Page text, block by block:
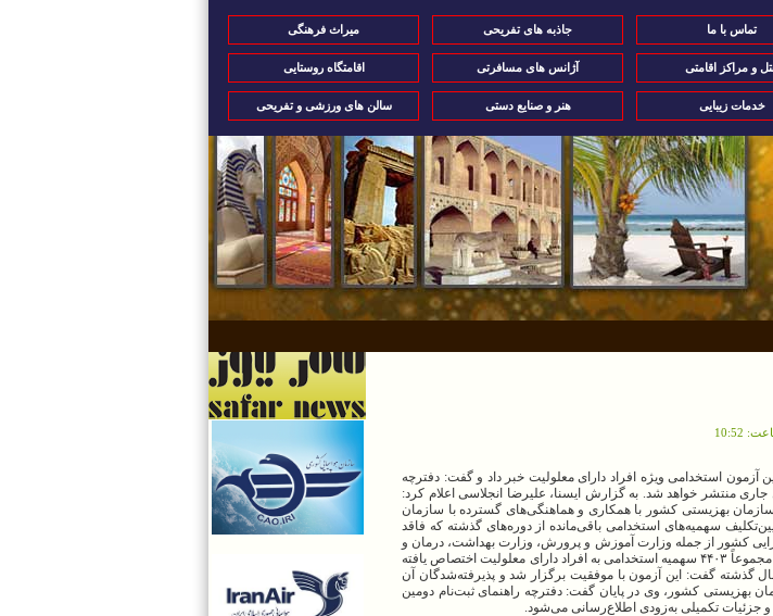
تماس با ما جاذبه های تفریحی میراث فرهنگی
و مراکز اقامتی آژانس های مسافرتی اقامتگاه روستایی
خدمات زیبایی هنر و صنایع دستی سالن های ورزشی و تفریحی
استخدامی ویژه افراد دارای معلولیت خبر داد و گفت: دفترچه
منتشر خواهد شد. به گزارش ایسنا، علیرضا انجلاسی اعلام کرد:
حمایت از حقوق معلولان، سازمان بهزیستی کشور با همکاری و هماهنگی‌های گسترده با سازمان
سهمیه‌های استخدامی باقی‌مانده از دوره‌های گذشته که فاقد
صورت گرفته است. وی افزود: در این مرحله، ۴۶ دستگاه اجرایی کشور از جمله وزارت آموزش و پرورش، وزارت بهداشت، درمان و
آموزش پزشکی، وزارت جهاد کشاورزی، وزارت نیرو و سایر نهادها مشارکت دارند و مجموعاً ۴۴۰۳ سهمیه استخدامی به افراد دارای معلولیت اختصاص یافته
گذشته گفت: این آزمون با موفقیت برگزار شد و پذیرفته‌شدگان آن
کشور، وی در پایان گفت: دفترچه راهنمای ثبت‌نام دومین
جزئیات تکمیلی به‌زودی اطلاع‌رسانی می‌شود.